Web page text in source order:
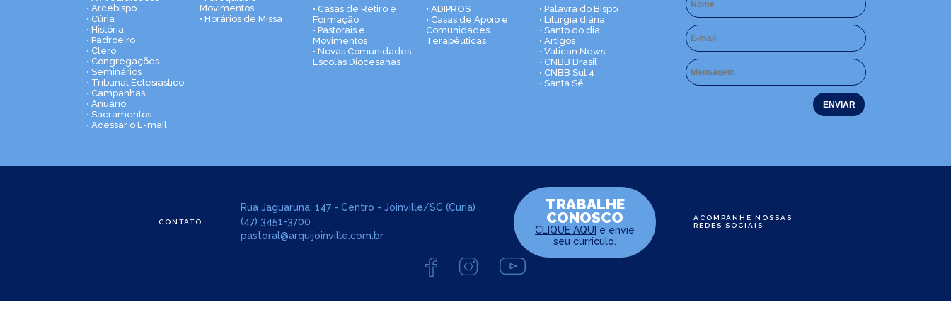
• Arcebispo
• Cúria
• História
• Padroeiro
• Clero
• Congregações
• Seminários
• Tribunal Eclesiástico
• Campanhas
• Anuário
• Sacramentos
• Acessar o E-mail
Movimentos
• Horários de Missa
• Casas de Retiro e
Formação
• Pastorais e
Movimentos
• Novas Comunidades
Escolas Diocesanas
• ADIPROS
• Casas de Apoio e
Comunidades
Terapêuticas
• Palavra do Bispo
• Liturgia diária
• Santo do dia
• Artigos
• Vatican News
• CNBB Brasil
• CNBB Sul 4
• Santa Sé
CONTATO
Rua Jaguaruna, 147 - Centro - Joinville/SC (Cúria)
(47) 3451-3700
pastoral@arquijoinville.com.br
TRABALHE
CONOSCO
CLIQUE AQUI e envie
seu curriculo.
ACOMPANHE NOSSAS
REDES SOCIAIS